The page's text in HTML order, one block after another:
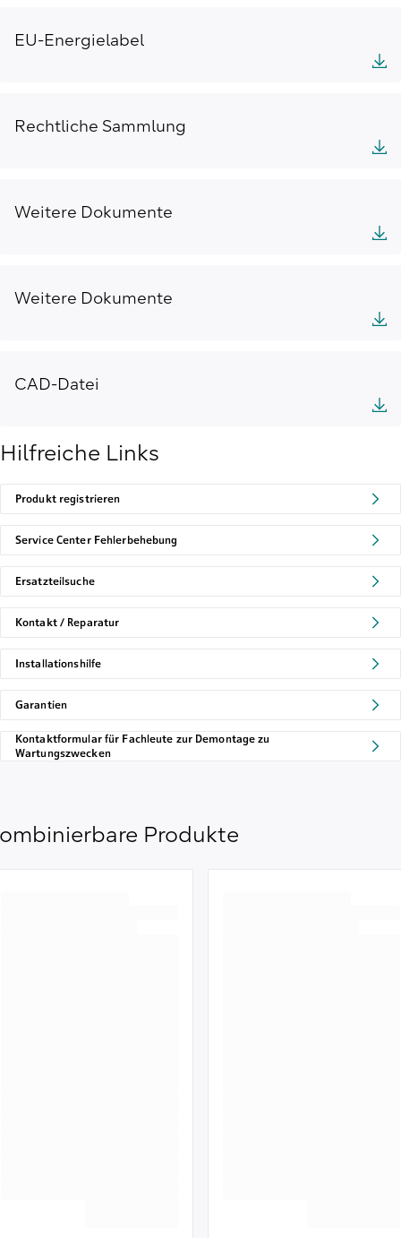
EU-Energielabel
Rechtliche Sammlung
Weitere Dokumente
Weitere Dokumente
CAD-Datei
Hilfreiche Links
Produkt registrieren
Service Center Fehlerbehebung
Ersatzteilsuche
Kontakt / Reparatur
Installationshilfe
Garantien
Kontaktformular für Fachleute zur Demontage zu
Wartungszwecken
Produkte